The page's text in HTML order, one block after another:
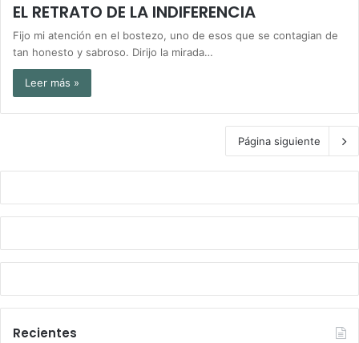
EL RETRATO DE LA INDIFERENCIA
Fijo mi atención en el bostezo, uno de esos que se contagian de
tan honesto y sabroso. Dirijo la mirada…
Leer más »
Página siguiente
Recientes